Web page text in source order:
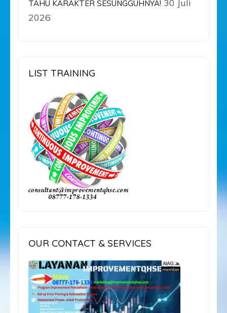
TAHU KARAKTER SESUNGGUHNYA! 30 Juli
2026
LIST TRAINING
OUR CONTACT & SERVICES